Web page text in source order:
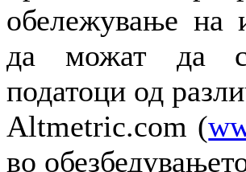
обележување на
да можат да
податоци од
Altmetric.com (
во